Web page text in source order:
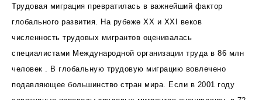
Трудовая миграция превратилась в важнейший фактор
глобального развития. На рубеже XX и XXI веков
численность трудовых мигрантов оценивалась
специалистами Международной организации труда в 86 млн
человек . В глобальную трудовую миграцию вовлечено
подавляющее большинство стран мира. Если в 2001 году